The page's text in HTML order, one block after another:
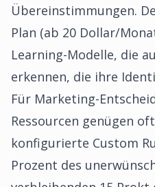
Übereinstimmungen.
Plan (ab 20 Dollar/
Learning-Modelle, die
erkennen, die ihre
Für Marketing-
Ressourcen genügen
konfigurierte Custom
Prozent des